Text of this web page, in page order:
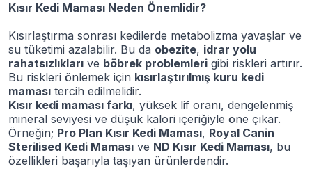
Kısır Kedi Maması Neden Önemlidir?
Kısırlaştırma sonrası kedilerde metabolizma yavaşlar ve
su tüketimi azalabilir. Bu da obezite, idrar yolu
rahatsızlıkları ve böbrek problemleri gibi riskleri artırır.
Bu riskleri önlemek için kısırlaştırılmış kuru kedi
maması tercih edilmelidir.
Kısır kedi maması farkı, yüksek lif oranı, dengelenmiş
mineral seviyesi ve düşük kalori içeriğiyle öne çıkar.
Örneğin; Pro Plan Kısır Kedi Maması, Royal Canin
Sterilised Kedi Maması ve ND Kısır Kedi Maması, bu
özellikleri başarıyla taşıyan ürünlerdendir.